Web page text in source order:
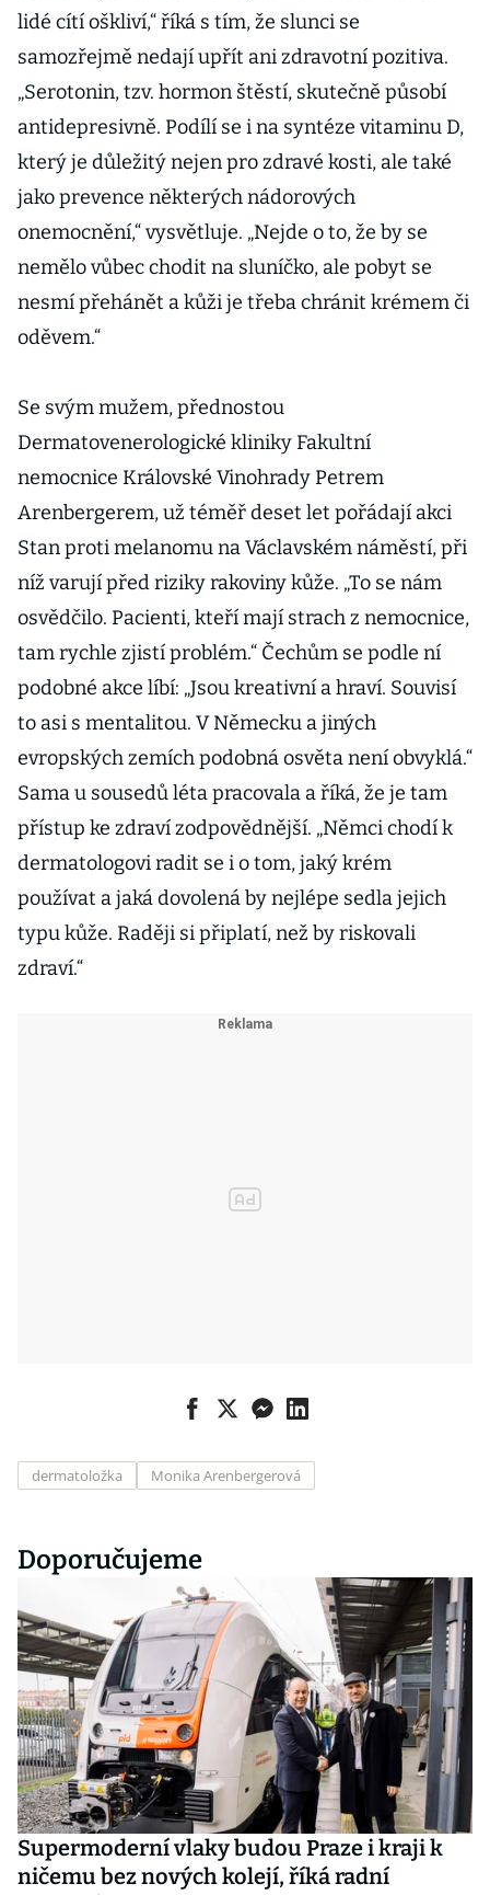
lidé cítí oškliví,“ říká s tím, že slunci se
samozřejmě nedají upřít ani zdravotní pozitiva.
„Serotonin, tzv. hormon štěstí, skutečně působí
antidepresivně. Podílí se i na syntéze vitaminu D,
který je důležitý nejen pro zdravé kosti, ale také
jako prevence některých nádorových
onemocnění,“ vysvětluje. „Nejde o to, že by se
nemělo vůbec chodit na sluníčko, ale pobyt se
nesmí přehánět a kůži je třeba chránit krémem či
oděvem.“
Se svým mužem, přednostou
Dermatovenerologické kliniky Fakultní
nemocnice Královské Vinohrady Petrem
Arenbergerem, už téměř deset let pořádají akci
Stan proti melanomu na Václavském náměstí, při
níž varují před riziky rakoviny kůže. „To se nám
osvědčilo. Pacienti, kteří mají strach z nemocnice,
tam rychle zjistí problém.“ Čechům se podle ní
podobné akce líbí: „Jsou kreativní a hraví. Souvisí
to asi s mentalitou. V Německu a jiných
evropských zemích podobná osvěta není obvyklá.“
Sama u sousedů léta pracovala a říká, že je tam
přístup ke zdraví zodpovědnější. „Němci chodí k
dermatologovi radit se i o tom, jaký krém
používat a jaká dovolená by nejlépe sedla jejich
typu kůže. Raději si připlatí, než by riskovali
zdraví.“
dermatoložka Monika Arenbergerová
Doporučujeme
Supermoderní vlaky budou Praze i kraji k
ničemu bez nových kolejí, říká radní